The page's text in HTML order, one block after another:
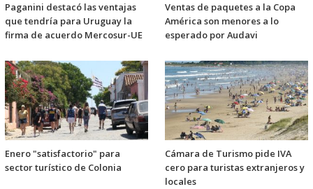
Paganini destacó las ventajas
que tendría para Uruguay la
firma de acuerdo Mercosur-UE
Ventas de paquetes a la Copa
América son menores a lo
esperado por Audavi
Enero "satisfactorio" para
sector turístico de Colonia
Cámara de Turismo pide IVA
cero para turistas extranjeros y
locales